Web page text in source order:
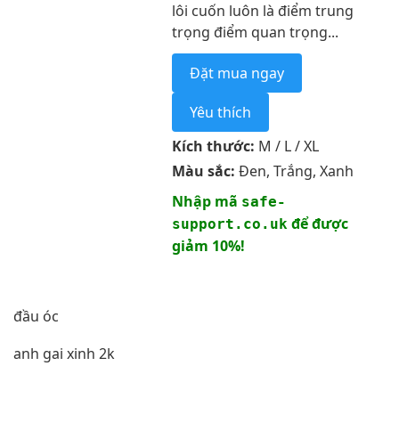
lôi cuốn luôn là điểm trung
trọng điểm quan trọng...
Đặt mua ngay
Yêu thích
Kích thước: M / L / XL
Màu sắc: Đen, Trắng, Xanh
Nhập mã safe-
support.co.ukđể được
giảm 10%!
đầu óc
anh gai xinh 2k